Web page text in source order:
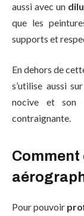
aussi avec un
que les
supports et
En dehors de
s’utilise aussi
nocive et son
contraignante.
Pour pouvoir